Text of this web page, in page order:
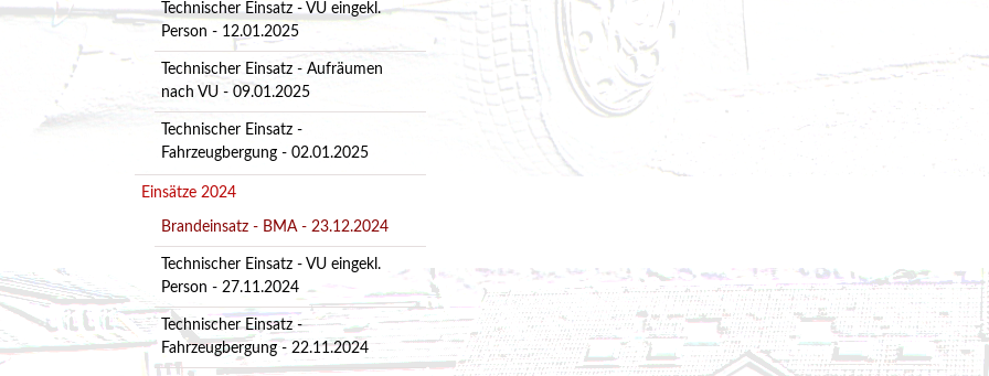
Technischer Einsatz - Wasserschaden - 22.09.2024
Brandeinsatz - BMA - 22.09.2024
Brandeinsatz - BMA - 22.09.2024
Technischer Einsatz - Personenrettung aus Lift -
Technischer Einsatz - Telefonleitung umgestürzt -
Brandeinsatz - Brandverdacht - 14.08.2024
Technischer Einsatz - VU eingekl.
Person - 12.01.2025
Technischer Einsatz - Aufräumen
nach VU - 09.01.2025
Technischer Einsatz -
Fahrzeugbergung - 02.01.2025
Einsätze 2024
Brandeinsatz - BMA - 23.12.2024
Technischer Einsatz - VU eingekl.
Person - 27.11.2024
Technischer Einsatz -
Fahrzeugbergung - 22.11.2024